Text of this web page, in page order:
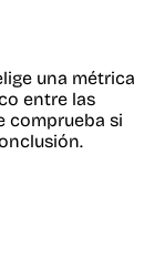
una métrica
entre las
comprueba si